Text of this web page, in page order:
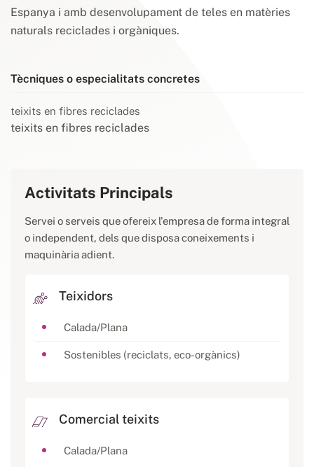
Espanya i amb desenvolupament de teles en matèries
naturals reciclades i orgàniques.
Tècniques o especialitats concretes
teixits en fibres reciclades
teixits en fibres reciclades
Activitats Principals
Servei o serveis que ofereix l'empresa de forma integral
o independent, dels que disposa coneixements i
maquinària adient.
Teixidors
Calada/Plana
Sostenibles (reciclats, eco-orgànics)
Comercial teixits
Calada/Plana